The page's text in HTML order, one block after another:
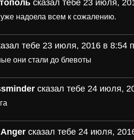
сказал тебе 23 июля,
надоела всем к сожалению.
тебе 23 июля, 2016 в 8:54
они стали до блевоты
сказал тебе 24 июля,
сказал тебе 24 июля,